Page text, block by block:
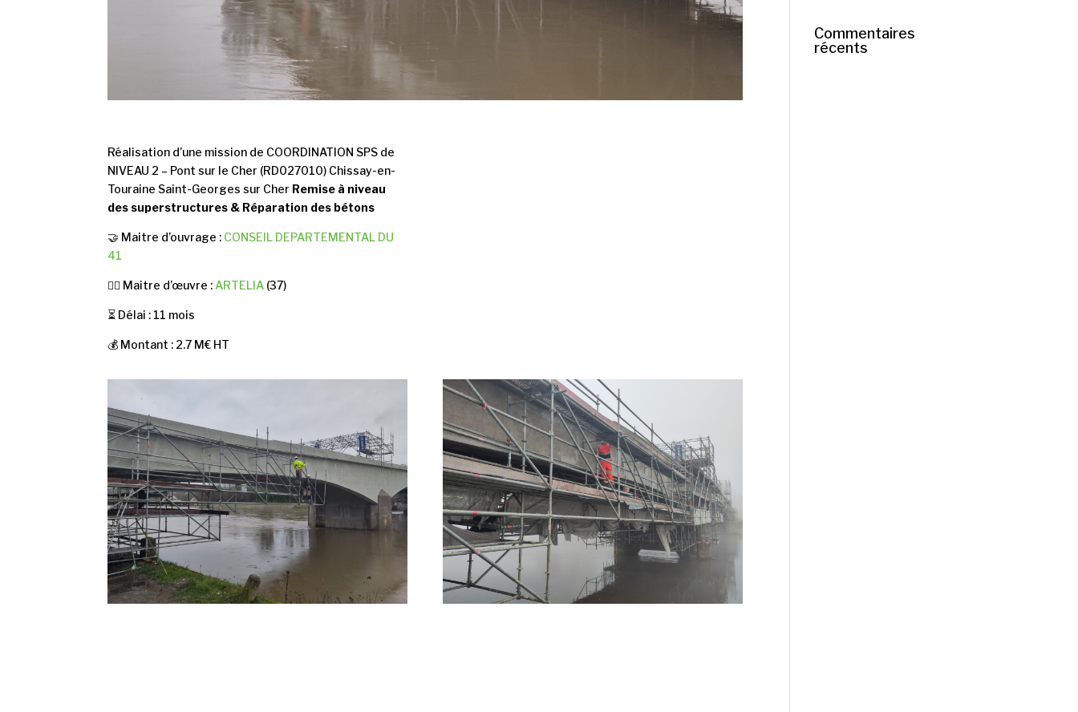
Réalisation d’une mission de COORDINATION SPS de
NIVEAU 2 – Pont sur le Cher (RD027010) Chissay-en-
Touraine Saint-Georges sur Cher Remise à niveau
des superstructures & Réparation des bétons
🤝 Maitre d’ouvrage : CONSEIL DEPARTEMENTAL DU
41
👷‍♂️ Maitre d’œuvre : ARTELIA (37)
⏳ Délai : 11 mois
💰 Montant : 2.7 M€ HT
Commentaires
récents